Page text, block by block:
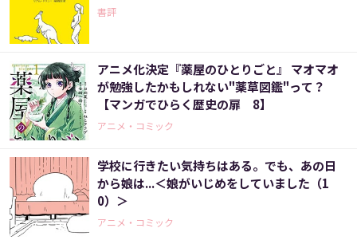
書評
アニメ化決定『薬屋のひとりごと』 マオマオ
が勉強したかもしれない"薬草図鑑"って？
【マンガでひらく歴史の扉 8】
アニメ・コミック
学校に行きたい気持ちはある。でも、あの日
から娘は...＜娘がいじめをしていました（1
0）＞
アニメ・コミック